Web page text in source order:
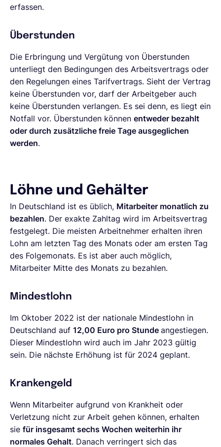
erfassen.
Überstunden
Die Erbringung und Vergütung von Überstunden
unterliegt den Bedingungen des Arbeitsvertrags oder
den Regelungen eines Tarifvertrags. Sieht der Vertrag
keine Überstunden vor, darf der Arbeitgeber auch
keine Überstunden verlangen. Es sei denn, es liegt ein
Notfall vor. Überstunden können entweder bezahlt
oder durch zusätzliche freie Tage ausgeglichen
werden.
Löhne und Gehälter
In Deutschland ist es üblich, Mitarbeiter monatlich zu
bezahlen. Der exakte Zahltag wird im Arbeitsvertrag
festgelegt. Die meisten Arbeitnehmer erhalten ihren
Lohn am letzten Tag des Monats oder am ersten Tag
des Folgemonats. Es ist aber auch möglich,
Mitarbeiter Mitte des Monats zu bezahlen.
Mindestlohn
Im Oktober 2022 ist der nationale Mindestlohn in
Deutschland auf 12,00 Euro pro Stunde angestiegen.
Dieser Mindestlohn wird auch im Jahr 2023 gültig
sein. Die nächste Erhöhung ist für 2024 geplant.
Krankengeld
Wenn Mitarbeiter aufgrund von Krankheit oder
Verletzung nicht zur Arbeit gehen können, erhalten
sie für insgesamt sechs Wochen weiterhin ihr
normales Gehalt. Danach verringert sich das